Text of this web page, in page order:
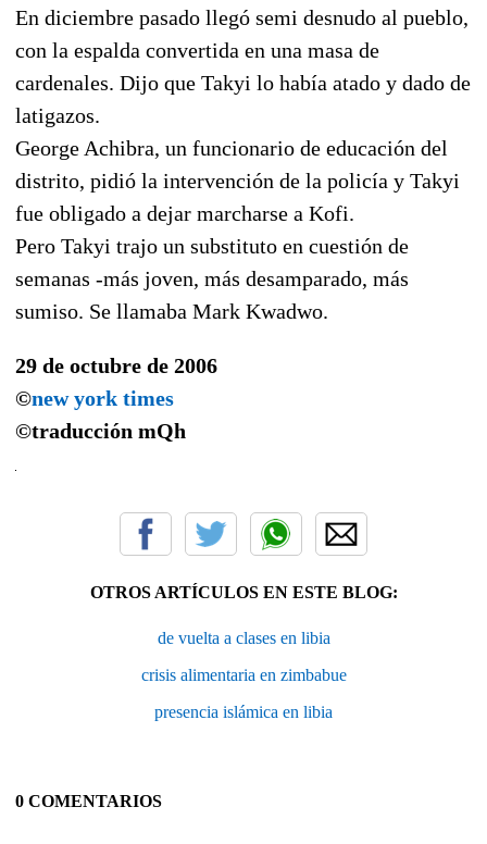
En diciembre pasado llegó semi desnudo al pueblo,
con la espalda convertida en una masa de
cardenales. Dijo que Takyi lo había atado y dado de
latigazos.
George Achibra, un funcionario de educación del
distrito, pidió la intervención de la policía y Takyi
fue obligado a dejar marcharse a Kofi.
Pero Takyi trajo un substituto en cuestión de
semanas -más joven, más desamparado, más
sumiso. Se llamaba Mark Kwadwo.
29 de octubre de 2006
©new york times
©traducción mQh
OTROS ARTÍCULOS EN ESTE BLOG:
de vuelta a clases en libia
crisis alimentaria en zimbabue
presencia islámica en libia
0 COMENTARIOS